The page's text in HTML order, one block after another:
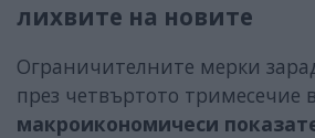
лихвите на новите
Ограничителните мерки
през четвъртото тримесечие
макроикономичеси